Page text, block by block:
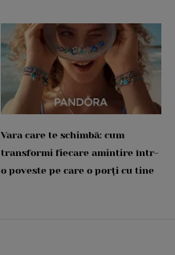
Vara care te schimbă: cum
transformi fiecare amintire într-
o poveste pe care o porți cu tine